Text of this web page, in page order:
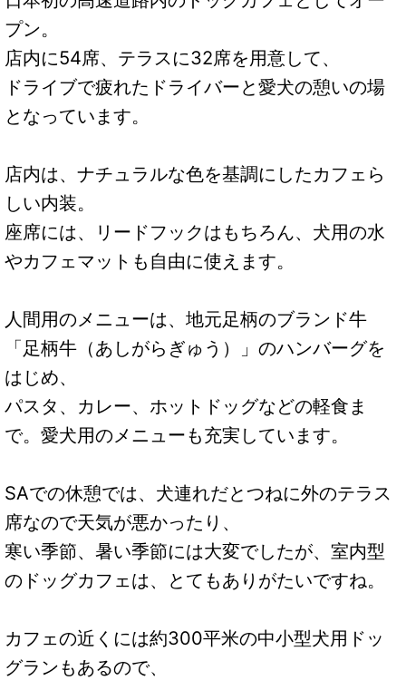
プン。
店内に54席、テラスに32席を用意して、
ドライブで疲れたドライバーと愛犬の憩いの場
となっています。
店内は、ナチュラルな色を基調にしたカフェら
しい内装。
座席には、リードフックはもちろん、犬用の水
やカフェマットも自由に使えます。
人間用のメニューは、地元足柄のブランド牛
「足柄牛（あしがらぎゅう）」のハンバーグを
はじめ、
パスタ、カレー、ホットドッグなどの軽食ま
で。愛犬用のメニューも充実しています。
SAでの休憩では、犬連れだとつねに外のテラス
席なので天気が悪かったり、
寒い季節、暑い季節には大変でしたが、室内型
のドッグカフェは、とてもありがたいですね。
カフェの近くには約300平米の中小型犬用ドッ
グランもあるので、